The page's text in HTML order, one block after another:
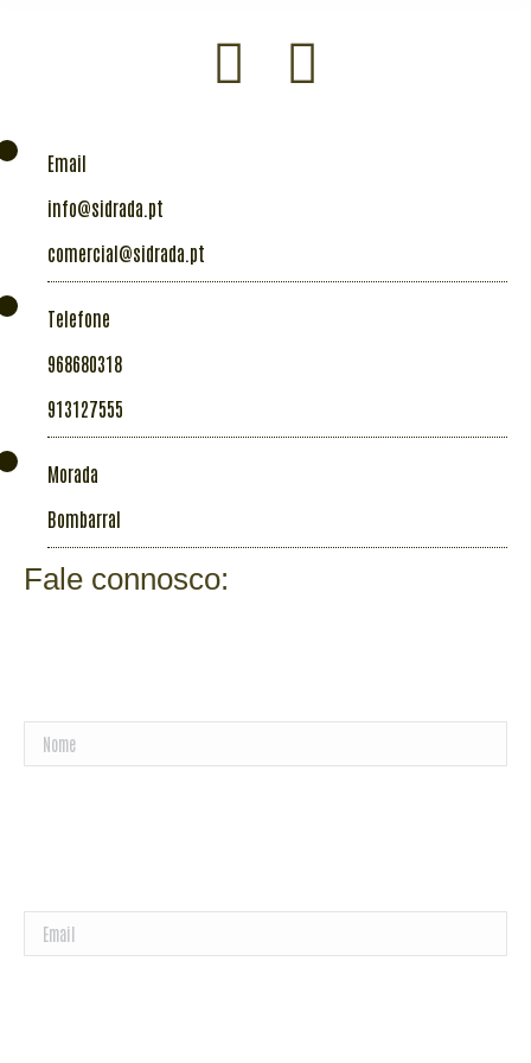
Instagram
Facebook
Email
info@sidrada.pt
comercial@sidrada.pt
Telefone
968680318
913127555
Morada
Bombarral
Fale connosco: